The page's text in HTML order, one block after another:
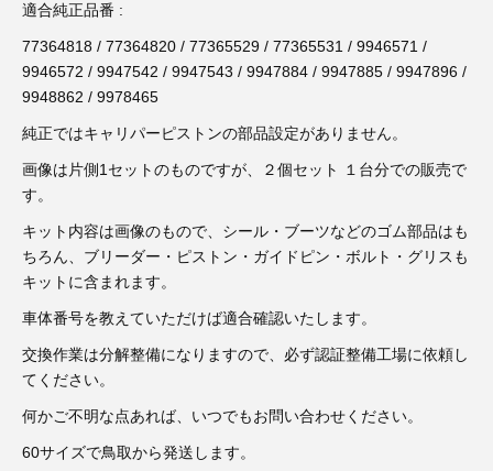
適合純正品番 :
77364818 / 77364820 / 77365529 / 77365531 / 9946571 /
9946572 / 9947542 / 9947543 / 9947884 / 9947885 / 9947896 /
9948862 / 9978465
純正ではキャリパーピストンの部品設定がありません。
画像は片側1セットのものですが、２個セット １台分での販売で
す。
キット内容は画像のもので、シール・ブーツなどのゴム部品はも
ちろん、ブリーダー・ピストン・ガイドピン・ボルト・グリスも
キットに含まれます。
車体番号を教えていただけば適合確認いたします。
交換作業は分解整備になりますので、必ず認証整備工場に依頼し
てください。
何かご不明な点あれば、いつでもお問い合わせください。
60サイズで鳥取から発送します。